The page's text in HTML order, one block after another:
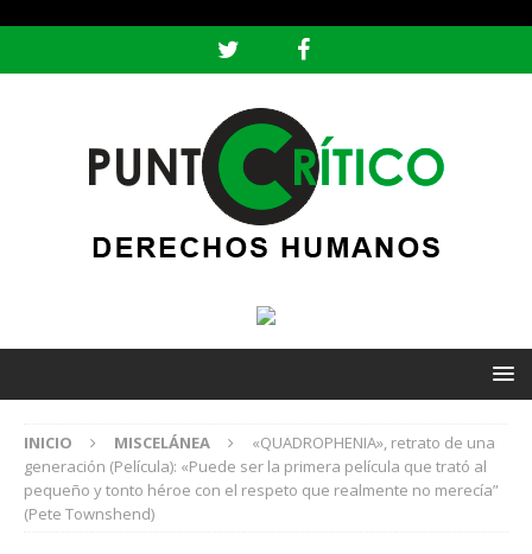
INICIO MISCELÁNEA
«QUADROPHENIA», retrato de una
generación (Película): «Puede ser la primera película que trató al
pequeño y tonto héroe con el respeto que realmente no merecía”
(Pete Townshend)